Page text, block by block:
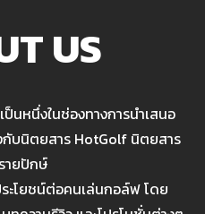
US
นหนึ่งในช่องทางการนำเสนอ
กับนิตยสาร HotGolf นิตยสาร
ายปักษ์
ะโยชน์ต่อคนเล่นกอล์ฟ โดย